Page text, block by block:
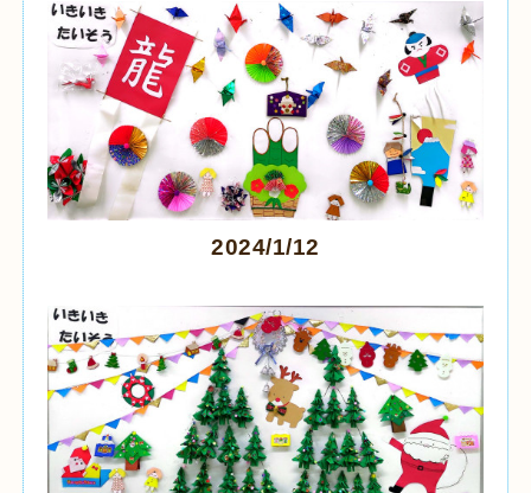
2024/1/12